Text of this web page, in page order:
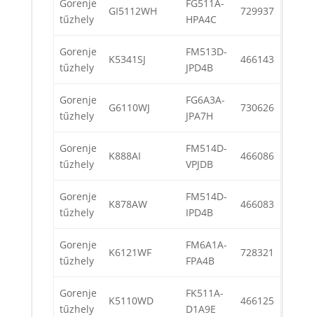
Gorenje
tűzhely
GI5112WH
FG511A-
HPA4C
729937
Gorenje
tűzhely
K5341SJ
FM513D-
JPD4B
466143
Gorenje
tűzhely
G6110WJ
FG6A3A-
JPA7H
730626
Gorenje
tűzhely
K888AI
FM514D-
VPJDB
466086
Gorenje
tűzhely
K878AW
FM514D-
IPD4B
466083
Gorenje
tűzhely
K6121WF
FM6A1A-
FPA4B
728321
Gorenje
tűzhely
K5110WD
FK511A-
D1A9E
466125